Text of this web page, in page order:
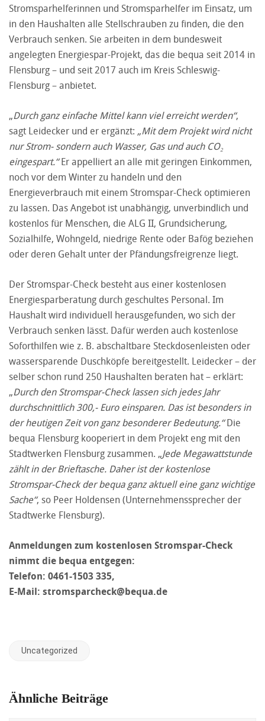
Stromsparhelferinnen und Stromsparhelfer im Einsatz, um
in den Haushalten alle Stellschrauben zu finden, die den
Verbrauch senken. Sie arbeiten in dem bundesweit
angelegten Energiespar-Projekt, das die bequa seit 2014 in
Flensburg – und seit 2017 auch im Kreis Schleswig-
Flensburg – anbietet.
„Durch ganz einfache Mittel kann viel erreicht werden“,
sagt Leidecker und er ergänzt: „Mit dem Projekt wird nicht
nur Strom- sondern auch Wasser, Gas und auch CO₂
eingespart.“Er appelliert an alle mit geringen Einkommen,
noch vor dem Winter zu handeln und den
Energieverbrauch mit einem Stromspar-Check optimieren
zu lassen. Das Angebot ist unabhängig, unverbindlich und
kostenlos für Menschen, die ALG II, Grundsicherung,
Sozialhilfe, Wohngeld, niedrige Rente oder Bafög beziehen
oder deren Gehalt unter der Pfändungsfreigrenze liegt.
Der Stromspar-Check besteht aus einer kostenlosen
Energiesparberatung durch geschultes Personal. Im
Haushalt wird individuell herausgefunden, wo sich der
Verbrauch senken lässt. Dafür werden auch kostenlose
Soforthilfen wie z. B. abschaltbare Steckdosenleisten oder
wassersparende Duschköpfe bereitgestellt. Leidecker – der
selber schon rund 250 Haushalten beraten hat – erklärt:
„Durch den Stromspar-Check lassen sich jedes Jahr
durchschnittlich 300,- Euro einsparen. Das ist besonders in
der heutigen Zeit von ganz besonderer Bedeutung.“Die
bequa Flensburg kooperiert in dem Projekt eng mit den
Stadtwerken Flensburg zusammen. „Jede Megawattstunde
zählt in der Brieftasche. Daher ist der kostenlose
Stromspar-Check der bequa ganz aktuell eine ganz wichtige
Sache“, so Peer Holdensen (Unternehmenssprecher der
Stadtwerke Flensburg).
Anmeldungen zum kostenlosen Stromspar-Check
nimmt die bequa entgegen:
Telefon: 0461-1503 335,
E-Mail: stromspar­check@bequa.de
Uncategorized
Ähnliche Beiträge